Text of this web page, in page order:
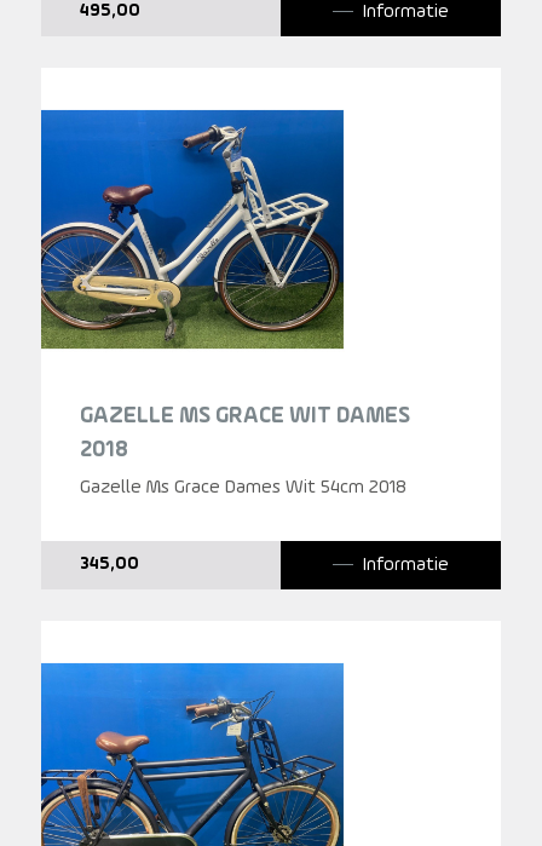
495,00 Informatie
GAZELLE MS GRACE WIT DAMES
2018
Gazelle Ms Grace Dames Wit 54cm 2018
345,00 Informatie